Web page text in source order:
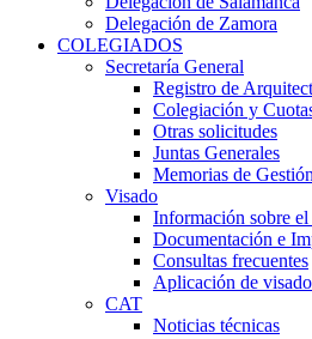
Delegación de Zamora
COLEGIADOS
Secretaría General
Registro de
Colegiación y
Otras solicitudes
Juntas Generales
Memorias de Gestión
Visado
Información sobre
Documentación e
Consultas frecuentes
Aplicación de
CAT
Noticias técnicas